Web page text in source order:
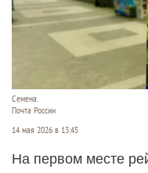
Семена.
Почта России
14 мая 2026 в 13:45
На первом месте